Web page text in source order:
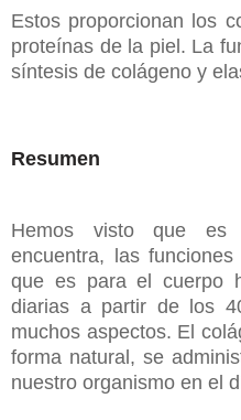
Estos proporcionan los
proteínas de la piel. La
síntesis de colágeno y
Resumen
Hemos visto que es
encuentra, las
que es para el cuerpo
diarias a partir de los
muchos aspectos. El
forma natural, se
nuestro organismo en el